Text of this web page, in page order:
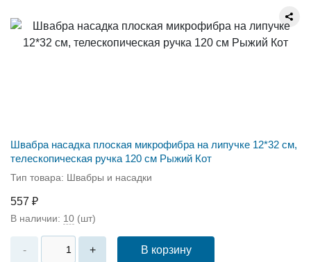
Швабра насадка плоcкая микрофибра на липучке 12*32 см,
телескопическая ручка 120 см Рыжий Кот
Тип товара: Швабры и насадки
557 ₽
В наличии: 10 (шт)
- + В корзину